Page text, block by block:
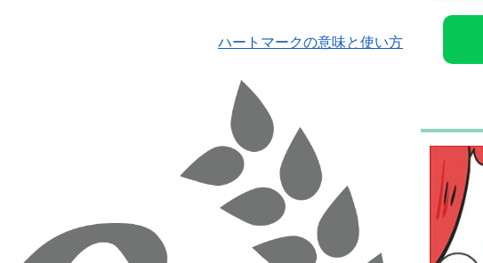
ハートマークの意味と使い方